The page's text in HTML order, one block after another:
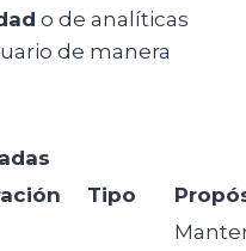
o de analíticas
de manera
Tipo